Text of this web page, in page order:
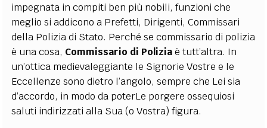
impegnata in compiti ben più nobili, funzioni che
meglio si addicono a Prefetti, Dirigenti, Commissari
della Polizia di Stato. Perché se commissario di polizia
è una cosa, Commissario di Poliziaè tutt’altra. In
un’ottica medievaleggiante le Signorie Vostre e le
Eccellenze sono dietro l’angolo, sempre che Lei sia
d’accordo, in modo da poterLe porgere ossequiosi
saluti indirizzati alla Sua (o Vostra) figura.